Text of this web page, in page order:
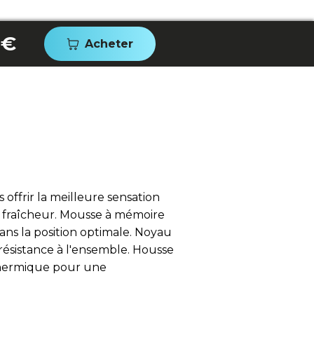
Acheter
offrir la meilleure sensation
Mousse à mémoire
la position optimale. Noyau
à l'ensemble. Housse
pour une